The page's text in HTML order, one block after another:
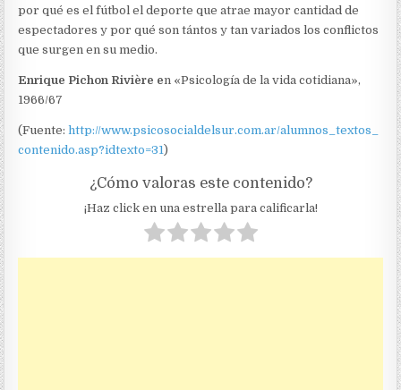
por qué es el fútbol el deporte que atrae mayor cantidad de
espectadores y por qué son tántos y tan variados los conflictos
que surgen en su medio.
Enrique Pichon Rivière en «Psicología de la vida cotidiana»,
1966/67
(Fuente:http://www.psicosocialdelsur.com.ar/alumnos_textos_
contenido.asp?idtexto=31 )
¿Cómo valoras este contenido?
¡Haz click en una estrella para calificarla!